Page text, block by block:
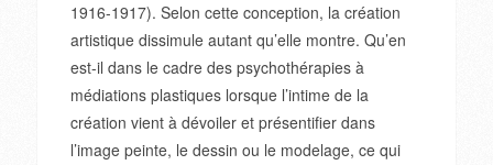
1916-1917). Selon cette conception, la création
artistique dissimule autant qu’elle montre. Qu’en
est-il dans le cadre des psychothérapies à
médiations plastiques lorsque l’intime de la
création vient à dévoiler et présentifier dans
l’image peinte, le dessin ou le modelage, ce qui